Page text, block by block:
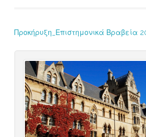
Προκήρυξη_Επιστημονικά Βραβεία